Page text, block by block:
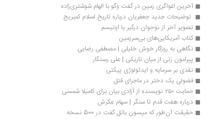
آخرین اغواگری زمین در گفت وگو با الهام شوشتری‌زاده
توضیحات جدید جعفریان درباره تاریخ اسلام کمبریج
تصویر آخر از نوجوان درگیر با اوتیسم
کتاب آمریکایی‌های بی‌سرزمین
نگاهی به روزگار خوش خلیلی | مصطفی رضایی
پیرامون زنی از میان تاریکی | علی رستگار
نقدی بر سرمایه و ایدئولوژی پیکتی
فضولی یک دختر در ماجرای قتل
حمایت ۲۵۰ نویسنده از آزادی بیان برای کامیلا شمسی
درباره هفت قدم تا سنگر | سهام عکرش
حقیقت آن‌طور که میسون باتل گفت در 500 نسخه